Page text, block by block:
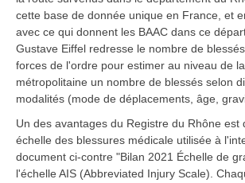
cette base de donnée unique en France, et
avec ce qui donnent les BAAC dans ce
Gustave Eiffel redresse le nombre de
forces de l'ordre pour estimer au niveau de
métropolitaine un nombre de blessés selon
modalités (mode de déplacements, âge,
Un des avantages du Registre du Rhône est
échelle des blessures médicale utilisée à
document ci-contre "Bilan 2021 Échelle de
l'échelle AIS (Abbreviated Injury Scale).